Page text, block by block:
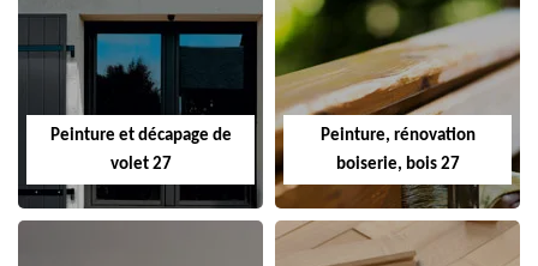
Peinture et décapage de
volet 27
Peinture, rénovation
boiserie, bois 27